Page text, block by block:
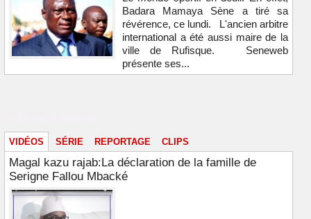
Badara Mamaya Sène a tiré sa
révérence, ce lundi. L'ancien arbitre
international a été aussi maire de la
ville de Rufisque. Seneweb
présente ses...
VIDÉOS SÉRIE REPORTAGE CLIPS
Magal kazu rajab:La déclaration de la famille de
Serigne Fallou Mbacké